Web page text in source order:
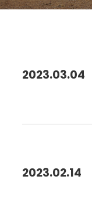
2023.03.04
2023.02.14